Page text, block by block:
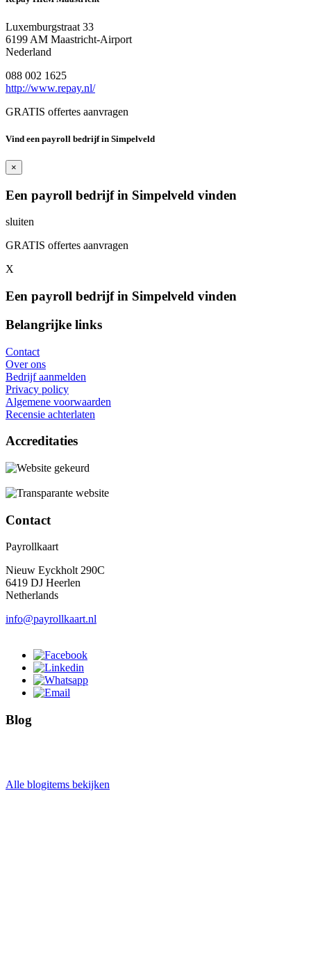
Luxemburgstraat 33
6199 AM Maastricht-Airport
Nederland
088 002 1625
http://www.repay.nl/
GRATIS offertes aanvragen
Vind een payroll bedrijf in Simpelveld
×
Een payroll bedrijf in Simpelveld vinden
sluiten
GRATIS offertes aanvragen
X
Een payroll bedrijf in Simpelveld vinden
Belangrijke links
Contact
Over ons
Bedrijf aanmelden
Privacy policy
Algemene voorwaarden
Recensie achterlaten
Accreditaties
Contact
Payrollkaart
Nieuw Eyckholt 290C
6419 DJ Heerlen
Netherlands
info@payrollkaart.nl
Blog
Alle blogitems bekijken